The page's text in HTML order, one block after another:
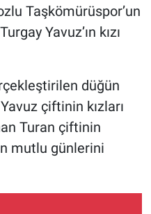
Taşkömürüspor’un
Yavuz’ın kızı
düğün
çiftinin kızları
Turan çiftinin
mutlu günlerini